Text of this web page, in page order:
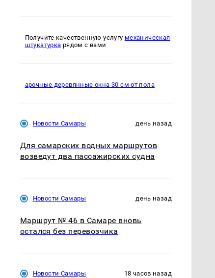
Получите качественную услугу механическая
штукатурка рядом с вами
арочные деревянные окна 30 см от пола
Новости Самары день назад
Для самарских водных маршрутов
возведут два пассажирских судна
Новости Самары день назад
Маршрут № 46 в Самаре вновь
остался без перевозчика
Новости Самары 18 часов назад